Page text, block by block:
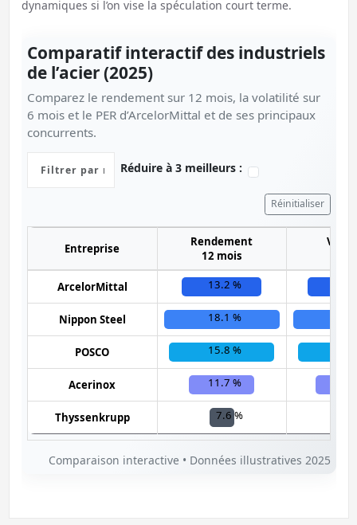
dynamiques si l’on vise la spéculation court terme.
Comparatif interactif des industriels
de l’acier (2025)
Comparez le rendement sur 12 mois, la volatilité sur
6 mois et le PER d’ArcelorMittal et de ses principaux
concurrents.
Réduire à 3 meilleurs :
Réinitialiser
Entreprise
Rendement
12 mois
ArcelorMittal 13.2 %
Nippon Steel 18.1 %
POSCO 15.8 %
Acerinox 11.7 %
Thyssenkrupp 7.6 %
Comparaison interactive • Données illustratives 2025